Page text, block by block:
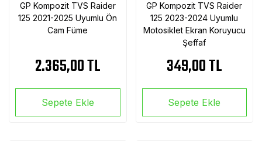
GP Kompozit TVS Raider
125 2021-2025 Uyumlu Ön
Cam Füme
2.365,00 TL
Sepete Ekle
GP Kompozit TVS Raider
125 2023-2024 Uyumlu
Motosiklet Ekran Koruyucu
Şeffaf
349,00 TL
Sepete Ekle